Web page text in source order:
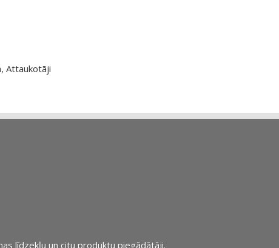
Attaukotāji
līdzekļu un citu produktu piegādātāji.